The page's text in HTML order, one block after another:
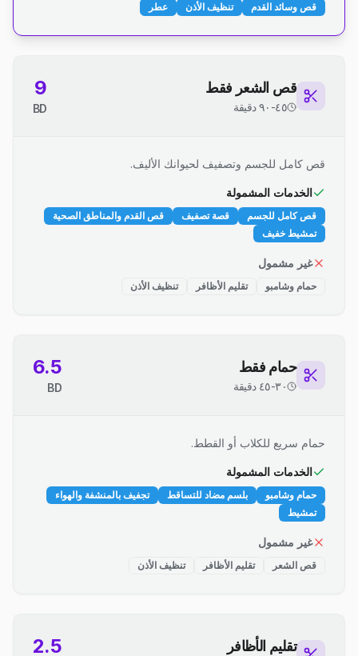
قص وسائد القدم
تنظيف الأذن عطر
قص الشعر فقط
٤٥-٩٠ دقيقة
9
BD
قص كامل للجسم وتصفيف لحيوانك الأليف.
الخدمات المشمولة
قص كامل للجسم قصة تصفيف
قص القدم والمناطق الصحية
تمشيط خفيف
غير مشمول
حمام وشامبو تقليم الأظافر تنظيف الأذن
حمام فقط
٣٠-٤٥ دقيقة
6.5
BD
حمام سريع للكلاب أو القطط.
الخدمات المشمولة
حمام وشامبو بلسم مضاد للتساقط
تجفيف بالمنشفة والهواء
تمشيط
غير مشمول
قص الشعر تقليم الأظافر تنظيف الأذن
تقليم الأظافر 2.5